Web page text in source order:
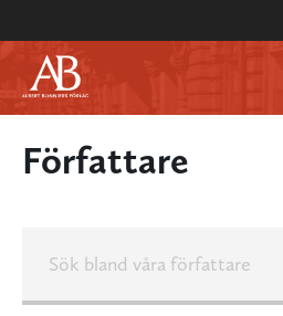
Författare